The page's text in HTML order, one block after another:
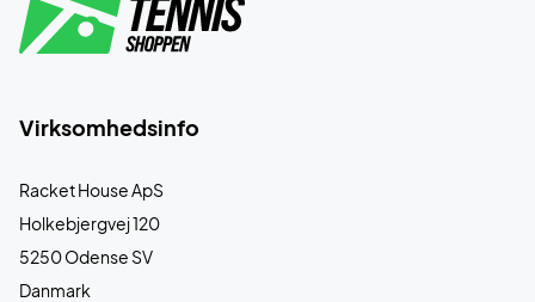
Virksomhedsinfo
Racket House ApS
Holkebjergvej 120
5250 Odense SV
Danmark